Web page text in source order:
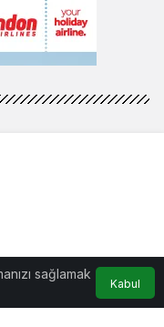
sağlamak
Kabul